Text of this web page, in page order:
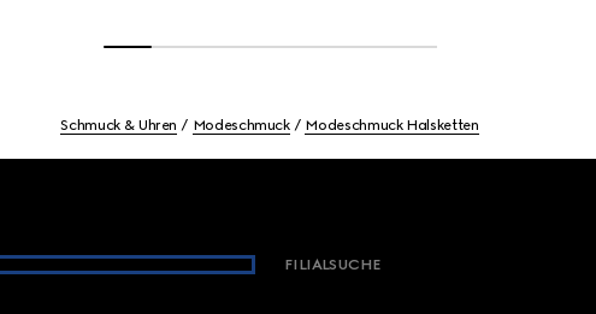
Schmuck & Uhren Modeschmuck Modeschmuck Halsketten
FILIALSUCHE